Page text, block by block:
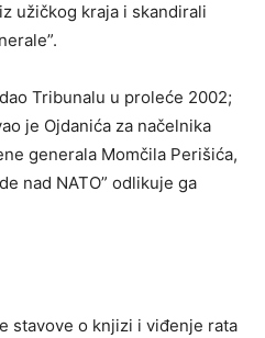
užičkog kraja i skandirali
Tribunalu u proleće 2002;
je Ojdanića za načelnika
generala Momčila Perišića,
nad NATO” odlikuje ga
stavove o knjizi i viđenje rata